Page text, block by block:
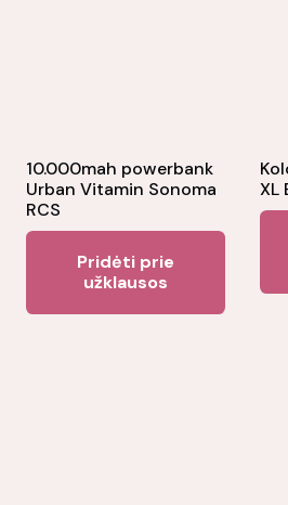
10.000mah powerbank
Urban Vitamin Sonoma
RCS
Pridėti prie
užklausos
XL